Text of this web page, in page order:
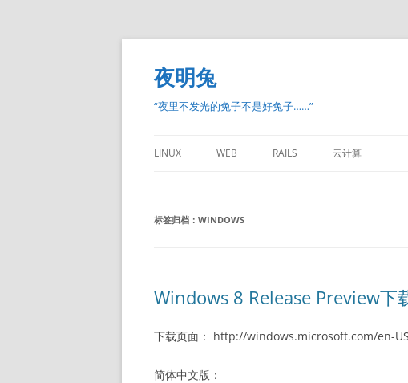
跳
正
文
夜明兔
“夜里不发光的兔子不是好兔子……”
LINUX WEB RAILS 云计算
标签归档： WINDOWS
Windows 8 Release Preview下
下载页面： http://windows.microsoft.com/en-
简体中文版：